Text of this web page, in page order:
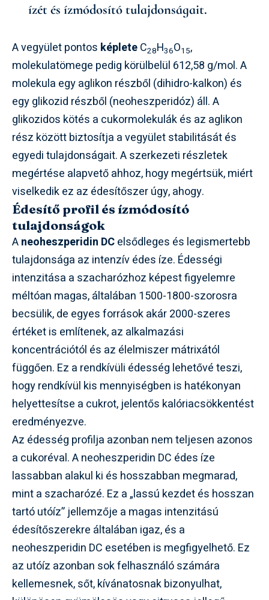
ízét és ízmódosító tulajdonságait.
A vegyület pontos képleteC28H36O15,
molekulatömege pedig körülbelül 612,58 g/mol. A
molekula egy aglikon részből (dihidro-kalkon) és
egy glikozid részből (neoheszperidóz) áll. A
glikozidos kötés a cukormolekulák és az aglikon
rész között biztosítja a vegyület stabilitását és
egyedi tulajdonságait. A szerkezeti részletek
megértése alapvető ahhoz, hogy megértsük, miért
viselkedik ez az édesítőszer úgy, ahogy.
Édesítő profil és ízmódosító
tulajdonságok
Aneoheszperidin DCelsődleges és legismertebb
tulajdonsága az intenzív édes íze. Édességi
intenzitása a szacharózhoz képest figyelemre
méltóan magas, általában 1500-1800-szorosra
becsülik, de egyes források akár 2000-szeres
értéket is említenek, az alkalmazási
koncentrációtól és az élelmiszer mátrixától
függően. Ez a rendkívüli édesség lehetővé teszi,
hogy rendkívül kis mennyiségben is hatékonyan
helyettesítse a cukrot, jelentős kalóriacsökkentést
eredményezve.
Az édesség profilja azonban nem teljesen azonos
a cukoréval. A neoheszperidin DC édes íze
lassabban alakul ki és hosszabban megmarad,
mint a szacharózé. Ez a „lassú kezdet és hosszan
tartó utóíz” jellemzője a magas intenzitású
édesítőszerekre általában igaz, és a
neoheszperidin DC esetében is megfigyelhető. Ez
az utóíz azonban sok felhasználó számára
kellemesnek, sőt, kívánatosnak bizonyulhat,